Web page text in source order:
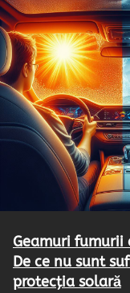
Geamuri fumurii
De ce nu sunt
protecția solară